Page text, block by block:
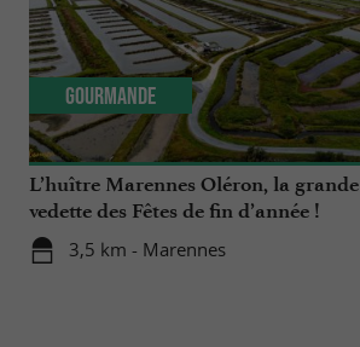
L’huître Marennes Oléron, la grande
vedette des Fêtes de fin d’année !
3,5 km - Marennes
Gourmande